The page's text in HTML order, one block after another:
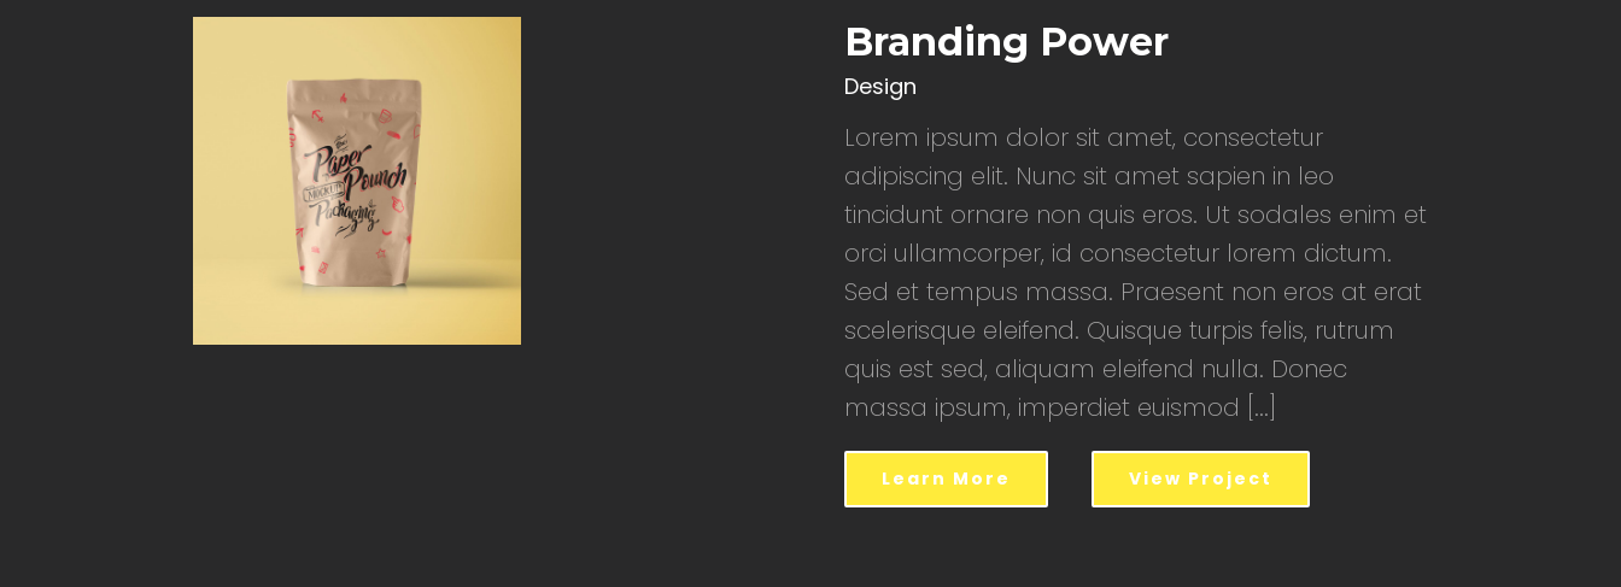
Branding Power
Design
Lorem ipsum dolor sit amet, consectetur
adipiscing elit. Nunc sit amet sapien in leo
tincidunt ornare non quis eros. Ut sodales enim et
orci ullamcorper, id consectetur lorem dictum.
Sed et tempus massa. Praesent non eros at erat
scelerisque eleifend. Quisque turpis felis, rutrum
quis est sed, aliquam eleifend nulla. Donec
massa ipsum, imperdiet euismod [...]
Learn More View Project